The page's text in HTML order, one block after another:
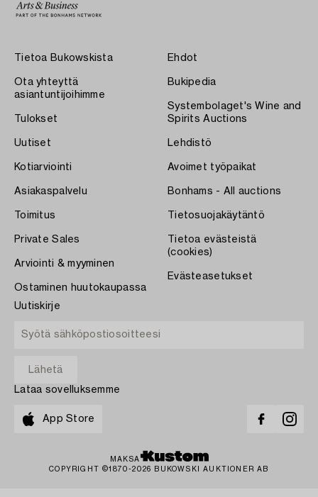
Tietoa Bukowskista
Ota yhteyttä
asiantuntijoihimme
Tulokset
Uutiset
Kotiarviointi
Asiakaspalvelu
Toimitus
Private Sales
Arviointi & myyminen
Ostaminen huutokaupassa
Ehdot
Bukipedia
Systembolaget's Wine and
Spirits Auctions
Lehdistö
Avoimet työpaikat
Bonhams - All auctions
Tietosuojakäytäntö
Tietoa evästeistä
(cookies)
Evästeasetukset
Uutiskirje
Lataa sovelluksemme
App Store
MAKSA
COPYRIGHT ©1870-2026 BUKOWSKI AUKTIONER AB